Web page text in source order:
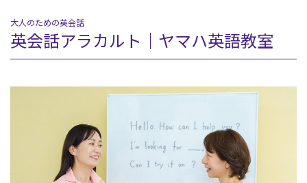
大人のための英会話
英会話アラカルト｜ヤマハ英語教室